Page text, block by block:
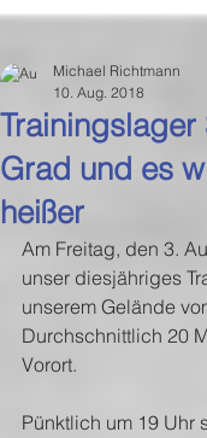
Trainingslager
Grad und es
heißer
Michael Richtmann
10. Aug. 2018
Am Freitag, den 3.
unser diesjähriges
unserem Gelände
Durchschnittlich 20
Vorort.
Pünktlich um 19 Uhr